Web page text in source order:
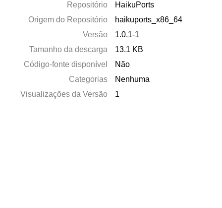
Repositório
HaikuPorts
Origem do Repositório
haikuports_x86_64
Versão
1.0.1-1
Tamanho da descarga
13.1 KB
Código-fonte disponível
Não
Categorias
Nenhuma
Visualizações da Versão
1